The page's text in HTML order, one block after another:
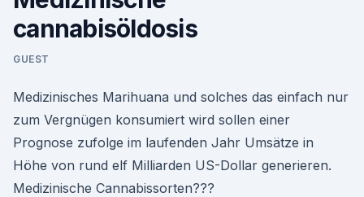
cannabisöldosis
GUEST
Medizinisches Marihuana und solches das einfach nur
zum Vergnügen konsumiert wird sollen einer
Prognose zufolge im laufenden Jahr Umsätze in
Höhe von rund elf Milliarden US-Dollar generieren.
Medizinische Cannabissorten???